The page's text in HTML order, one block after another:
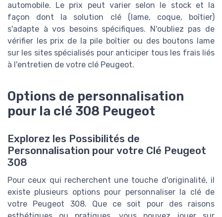
automobile. Le prix peut varier selon le stock et la
façon dont la solution clé (lame, coque, boîtier)
s'adapte à vos besoins spécifiques. N'oubliez pas de
vérifier les prix de la pile boîtier ou des boutons lame
sur les sites spécialisés pour anticiper tous les frais liés
à l'entretien de votre clé Peugeot.
Options de personnalisation
pour la clé 308 Peugeot
Explorez les Possibilités de
Personnalisation pour votre Clé Peugeot
308
Pour ceux qui recherchent une touche d'originalité, il
existe plusieurs options pour personnaliser la clé de
votre Peugeot 308. Que ce soit pour des raisons